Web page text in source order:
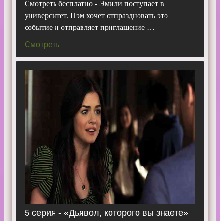
Смотреть бесплатно - Эмили поступает в
университет. Пэм хочет отпраздновать это
событие и отправляет приглашение …
Смотреть
5 серия - «Дьявол, которого вы знаете»